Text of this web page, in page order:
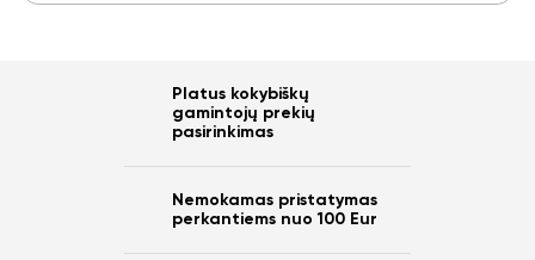
Platus kokybiškų
gamintojų prekių
pasirinkimas
Nemokamas pristatymas
perkantiems nuo 100 Eur